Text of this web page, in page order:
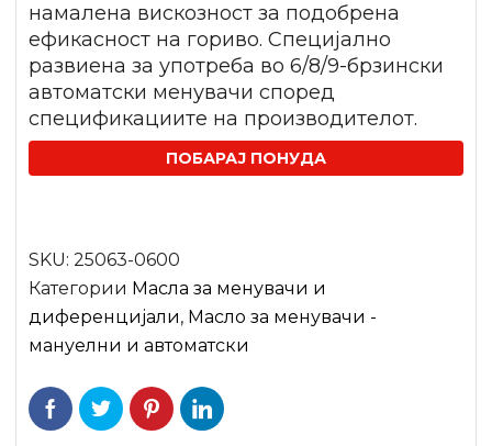
намалена вискозност за подобрена
ефикасност на гориво. Специјално
развиена за употреба во 6/8/9-брзински
автоматски менувачи според
спецификациите на производителот.
ПОБАРАЈ ПОНУДА
SKU: 25063-0600
Категории Масла за менувачи и
диференцијали, Масло за менувачи -
мануелни и автоматски